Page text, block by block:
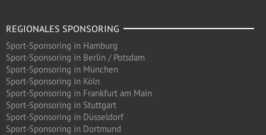
REGIONALES SPONSORING
Sport-Sponsoring in Hamburg
Sport-Sponsoring in Berlin / Potsdam
Sport-Sponsoring in München
Sport-Sponsoring in Köln
Sport-Sponsoring in Frankfurt am Main
Sport-Sponsoring in Stuttgart
Sport-Sponsoring in Düsseldorf
Sport-Sponsoring in Dortmund